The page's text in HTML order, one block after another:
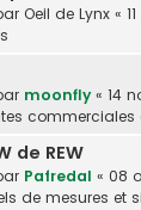
Oeil de Lynx «
moonfly « 14
commerciales
de REW
Pafredal « 08
de mesures et